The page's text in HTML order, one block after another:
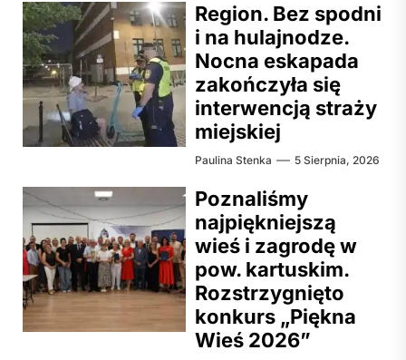
Region. Bez spodni
i na hulajnodze.
Nocna eskapada
zakończyła się
interwencją straży
miejskiej
Paulina Stenka 5 Sierpnia, 2026
Poznaliśmy
najpiękniejszą
wieś i zagrodę w
pow. kartuskim.
Rozstrzygnięto
konkurs „Piękna
Wieś 2026”